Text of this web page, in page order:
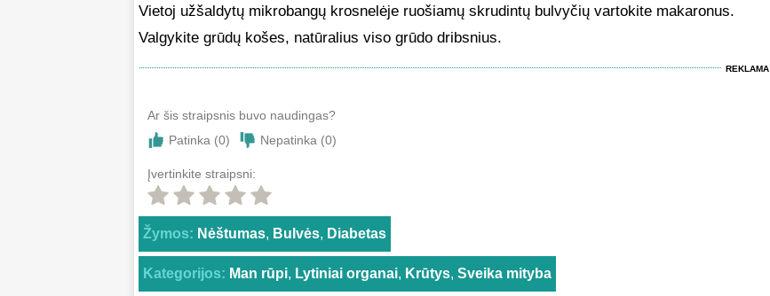
Vietoj užšaldytų mikrobangų krosnelėje ruošiamų skrudintų bulvyčių vartokite makaronus.
Valgykite grūdų košes, natūralius viso grūdo dribsnius.
REKLAMA
Ar šis straipsnis buvo naudingas?
Patinka (0) Nepatinka (0)
Įvertinkite straipsni:
Žymos: Nėštumas, Bulvės, Diabetas
Kategorijos: Man rūpi, Lytiniai organai, Krūtys, Sveika mityba